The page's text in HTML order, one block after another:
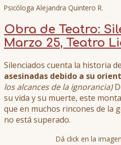
Psicóloga Alejandra Quintero R.
Obra de Teatro:
Marzo 25, Teatro
Silenciados cuenta la historia
asesinadas debido a su
los alcances de la ignorancia)
su vida y su muerte, este
que en muchos rincones de la
no está superado.
Dá click en la